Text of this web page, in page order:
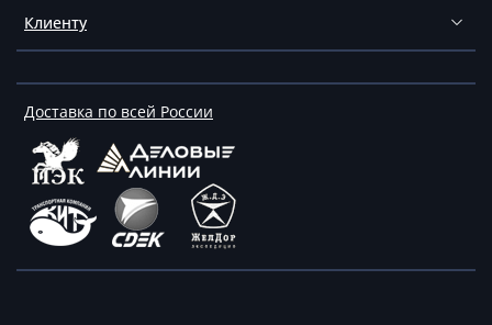
Клиенту
Доставка по всей России